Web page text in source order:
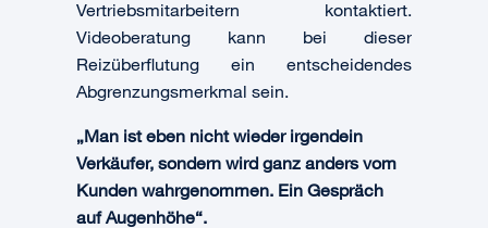
Vertriebsmitarbeitern kontaktiert.
Videoberatung kann bei dieser
Reizüberflutung ein entscheidendes
Abgrenzungsmerkmal sein.
„Man ist eben nicht wieder irgendein
Verkäufer, sondern wird ganz anders vom
Kunden wahrgenommen. Ein Gespräch
auf Augenhöhe“.